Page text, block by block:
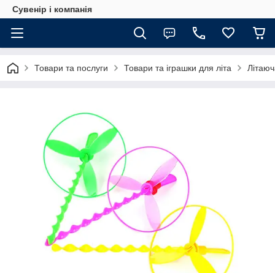
Сувенір і компанія
Товари та послуги Товари та іграшки для літа